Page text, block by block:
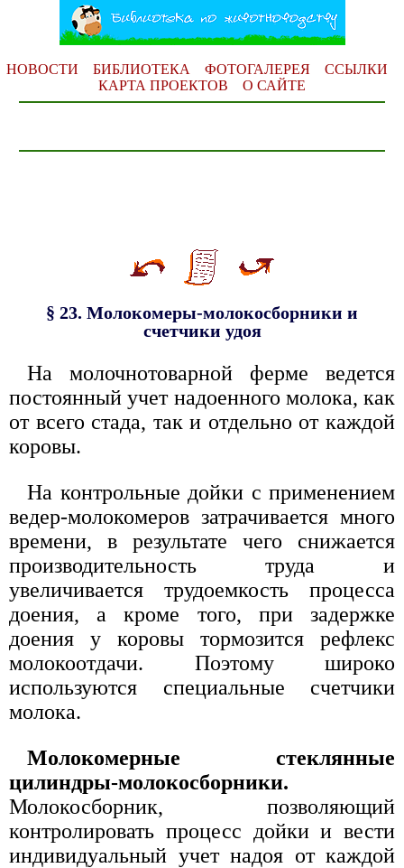
НОВОСТИ БИБЛИОТЕКА ФОТОГАЛЕРЕЯ
ССЫЛКИ
КАРТА ПРОЕКТОВ
О САЙТЕ
§ 23. Молокомеры-молокосборники и
счетчики удоя
На молочнотоварной ферме ведется
постоянный учет надоенного молока, как
от всего стада, так и отдельно от каждой
коровы.
На контрольные дойки с применением
ведер-молокомеров затрачивается много
времени, в результате чего снижается
производительность труда и
увеличивается трудоемкость процесса
доения, а кроме того, при задержке
доения у коровы тормозится рефлекс
молокоотдачи. Поэтому широко
используются специальные счетчики
молока.
Молокомерные стеклянные
цилиндры-молокосборники.
Молокосборник, позволяющий
контролировать процесс дойки и вести
индивидуальный учет надоя от каждой